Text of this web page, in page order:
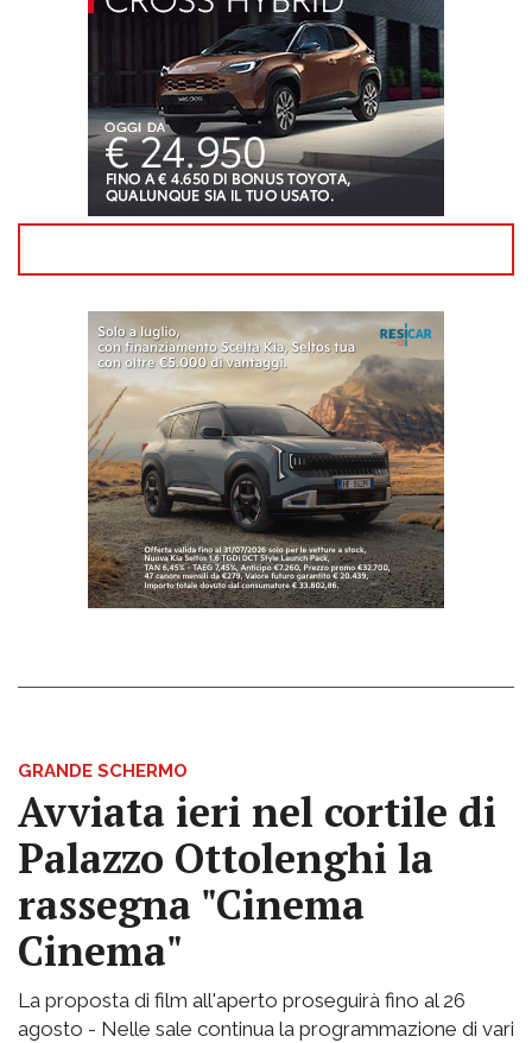
GRANDE SCHERMO
Avviata ieri nel cortile di
Palazzo Ottolenghi la
rassegna "Cinema
Cinema"
La proposta di film all'aperto proseguirà fino al 26
agosto - Nelle sale continua la programmazione di vari